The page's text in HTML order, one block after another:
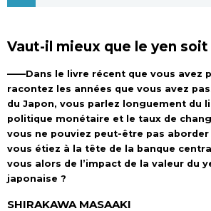
Vaut-il mieux que le yen
——Dans le livre récent que vous avez
racontez les années que vous avez
du Japon, vous parlez longuement du
politique monétaire et le taux de
vous ne pouviez peut-être pas aborder
vous étiez à la tête de la banque
vous alors de l’impact de la valeur du
japonaise ?
SHIRAKAWA MASAAKI